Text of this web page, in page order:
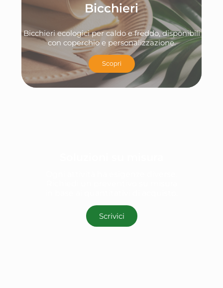
Bicchieri
Bicchieri ecologici per caldo e freddo, disponibili
con coperchio e personalizzazione.
Scopri
Scrivici